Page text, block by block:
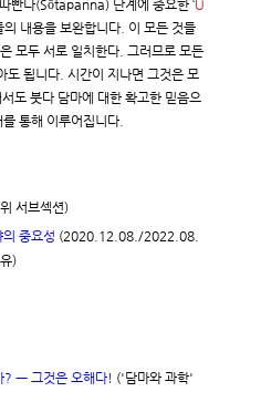
빤나(Sōtapanna) 단계에 중요한 ‘U
의 내용을 보완합니다. 이 모든 것들
모두 서로 일치한다. 그러므로 모든
도 됩니다. 시간이 지나면 그것은 모
도 붓다 담마에 대한 확고한 믿음으
통해 이루어집니다.
서브섹션)
중요성 (2020.12.08./2022.08.
)
? ㅡ 그것은 오해다! ('담마와 과학'